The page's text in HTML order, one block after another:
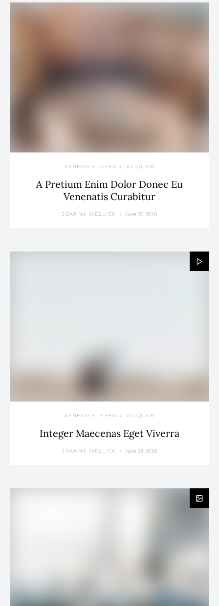
AENEAN ELEIFEND ALIQUAM
A Pretium Enim Dolor Donec Eu
Venenatis Curabitur
JOANNA WELLICK June 30, 2018
AENEAN ELEIFEND ALIQUAM
Integer Maecenas Eget Viverra
JOANNA WELLICK June 28, 2018